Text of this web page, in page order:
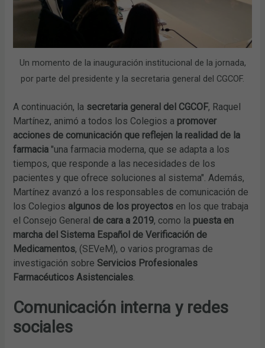
Un momento de la inauguración institucional de la jornada,
por parte del presidente y la secretaria general del CGCOF.
A continuación, la secretaria general del CGCOF, Raquel
Martínez, animó a todos los Colegios a promover
acciones de comunicación que reflejen la realidad de la
farmacia "una farmacia moderna, que se adapta a los
tiempos, que responde a las necesidades de los
pacientes y que ofrece soluciones al sistema". Además,
Martínez avanzó a los responsables de comunicación de
los Colegios algunos de los proyectos en los que trabaja
el Consejo General de cara a 2019, como la puesta en
marcha del Sistema Español de Verificación de
Medicamentos, (SEVeM), o varios programas de
investigación sobre Servicios Profesionales
Farmacéuticos Asistenciales.
Comunicación interna y redes
sociales